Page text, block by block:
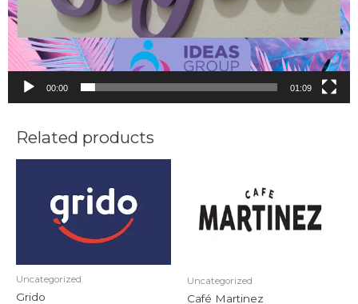
00:00 01:09
Related products
Uncategorized
Grido
Uncategorized
Café Martinez